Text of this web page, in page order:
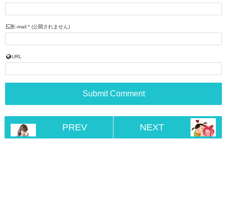
E-mail * (公開されません)
URL
PREV NEXT